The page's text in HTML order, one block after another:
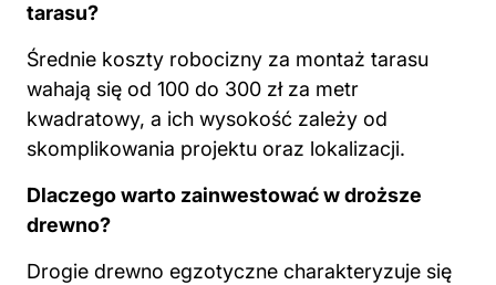
tarasu?
Średnie koszty robocizny za montaż tarasu
wahają się od 100 do 300 zł za metr
kwadratowy, a ich wysokość zależy od
skomplikowania projektu oraz lokalizacji.
Dlaczego warto zainwestować w droższe
drewno?
Drogie drewno egzotyczne charakteryzuje się